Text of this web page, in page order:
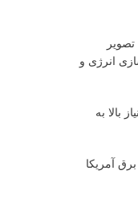
انرژی و
بالا به
آمریکا